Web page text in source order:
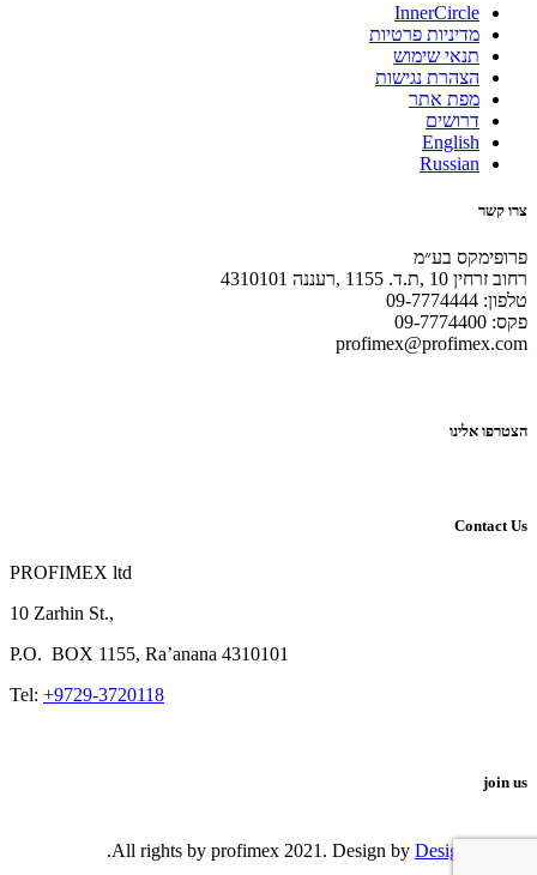
InnerCircle
מדיניות פרטיות
תנאי שימוש
הצהרת נגישות
מפת אתר
דרושים
English
Russian
צרו קשר
פרופימקס בע״מ
רחוב זרחין 10 ,ת.ד. 1155 ,רעננה 4310101
טלפון: 09-7774444
פקס: 09-7774400
profimex@profimex.com
הצטרפו אלינו
Contact Us
PROFIMEX ltd
10 Zarhin St.,
P.O. BOX 1155, Ra’anana 4310101
Tel: +9729-3720118
join us
DesignShop
.